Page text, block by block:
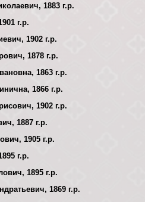
1883 г.р.
г.р.
1902 г.р.
1878 г.р.
1863 г.р.
1866 г.р.
1902 г.р.
1887 г.р.
1905 г.р.
г.р.
1895 г.р.
1869 г.р.